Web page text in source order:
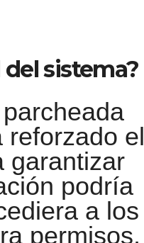
sistema?
reforzado el
garantizar
podría
a los
permisos,